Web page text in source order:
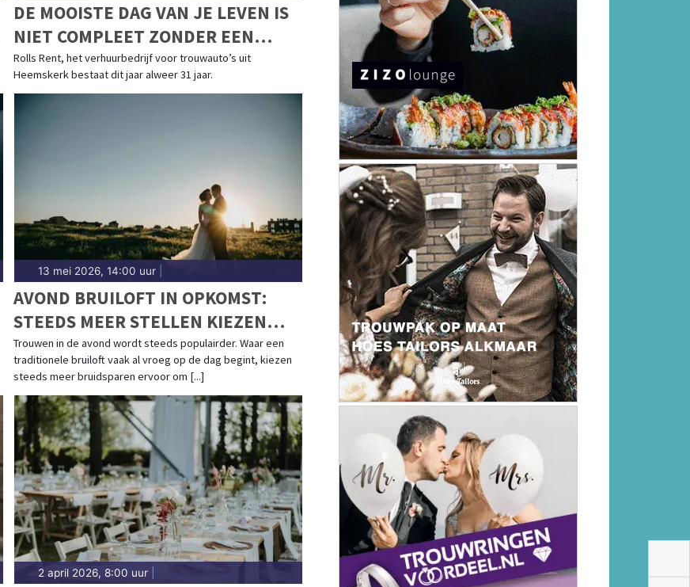
DE MOOISTE DAG VAN JE LEVEN IS
NIET COMPLEET ZONDER EEN
MOOIE TROUWAUTO
Rolls Rent, het verhuurbedrijf voor trouwauto’s uit
Heemskerk bestaat dit jaar alweer 31 jaar.
13 mei 2026, 14:00 uur|
AVOND BRUILOFT IN OPKOMST:
STEEDS MEER STELLEN KIEZEN
VOOR EEN CEREMONIE BIJ
ZONSONDERGANG
Trouwen in de avond wordt steeds populairder. Waar een
traditionele bruiloft vaak al vroeg op de dag begint, kiezen
steeds meer bruidsparen ervoor om [...]
2 april 2026, 8:00 uur|